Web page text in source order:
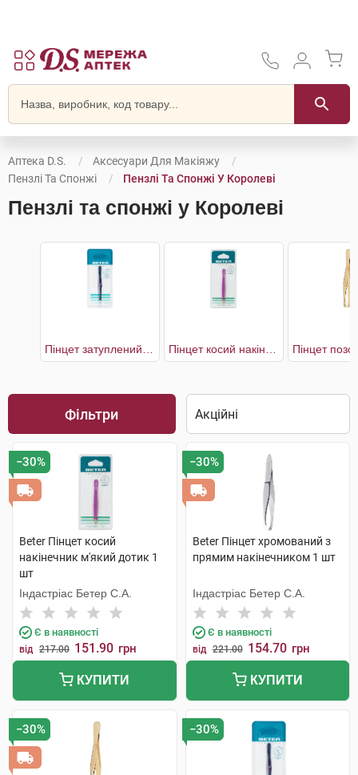
Аптека D.S.
Аксесуари Для Макіяжу
Пензлі Та Спонжі
Пензлі Та Спонжі У Королеві
Пензлі та спонжі у Королеві
Фільтри
−30%
Beter Пінцет косий
накінечник м'який дотик 1
шт
Індастріас Бетер С.А.
Є в наявності
від 217.00 151.90 грн
КУПИТИ
−30%
Beter Пінцет хромований з
прямим накінечником 1 шт
Індастріас Бетер С.А.
Є в наявності
від 221.00 154.70 грн
КУПИТИ
−30% −30%